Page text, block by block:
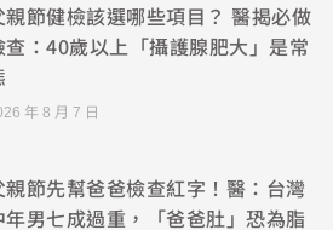
親節健檢該選哪些項目？ 醫揭必做
查：40歲以上「攝護腺肥大」是常
年 8 月 7 日
親節先幫爸爸檢查紅字！醫：台灣
年男七成過重，「爸爸肚」恐為脂